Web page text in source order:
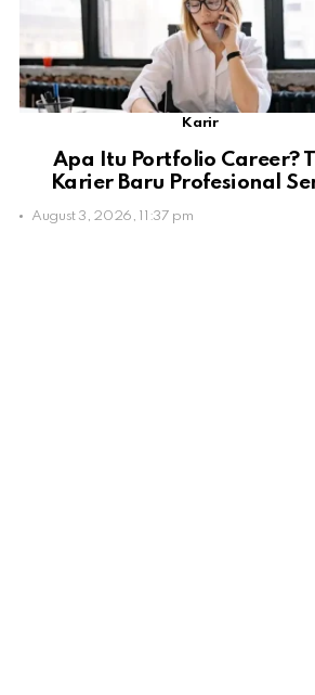
Karir
Apa Itu Portfolio Career?
Karier Baru Profesional
August 3, 2026, 11:37 pm